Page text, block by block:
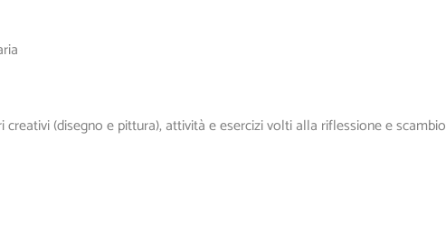
(disegno e pittura), attività e esercizi volti alla riflessione e scambio